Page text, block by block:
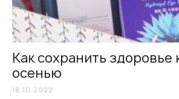
Как сохранить здоровье
осенью
18.10.2022